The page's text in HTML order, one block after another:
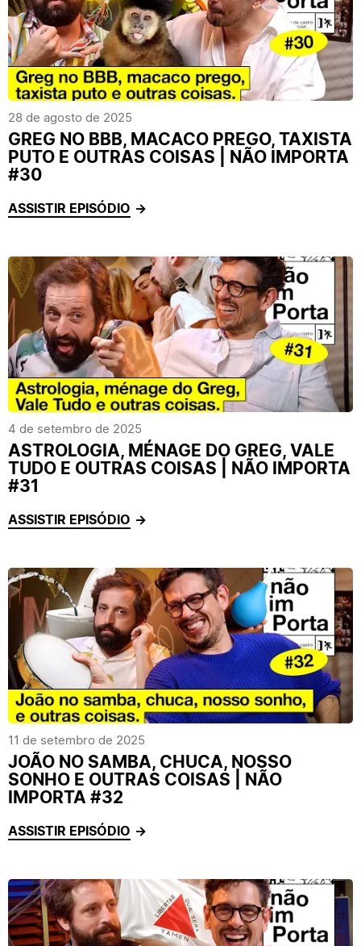
28 de agosto de 2025
GREG NO BBB, MACACO PREGO, TAXISTA
PUTO E OUTRAS COISAS | NÃO IMPORTA
#30
ASSISTIR EPISÓDIO
4 de setembro de 2025
ASTROLOGIA, MÉNAGE DO GREG, VALE
TUDO E OUTRAS COISAS | NÃO IMPORTA
#31
ASSISTIR EPISÓDIO
11 de setembro de 2025
JOÃO NO SAMBA, CHUCA, NOSSO
SONHO E OUTRAS COISAS | NÃO
IMPORTA #32
ASSISTIR EPISÓDIO